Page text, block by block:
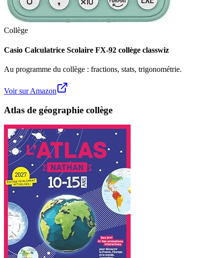
Collège
Casio Calculatrice Scolaire FX-92 collège classwiz
Au programme du collège : fractions, stats, trigonométrie.
Voir sur Amazon
Atlas de géographie collège